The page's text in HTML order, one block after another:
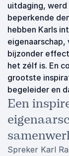
uitdaging, werd
beperkende
hebben Karls
eigenaarschap,
bijzonder
het zélf is. En
grootste
begeleider en
Een
Spreker Karl